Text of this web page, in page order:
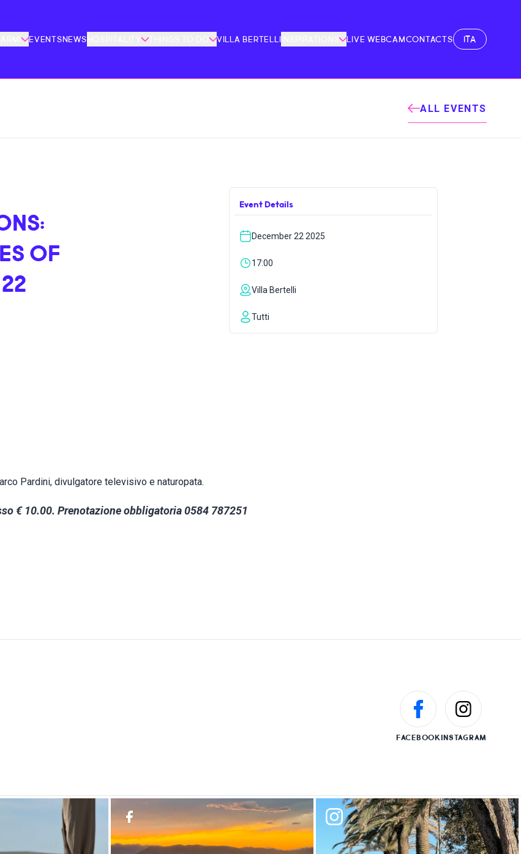
ITA
EVENTSNEWS THINGS TO DO VILLA BERTELLI INSPIRATIONS LIVE WEBCAMCONTACTS
ALL EVENTS
OF
Event Details
December 22 2025
17:00
Villa Bertelli
Tutti
Pardini, divulgatore televisivo e naturopata.
€ 10.00. Prenotazione obbligatoria 0584 787251
FACEBOOKINSTAGRAM